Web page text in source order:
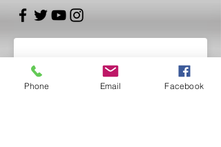
Phone Email Facebook